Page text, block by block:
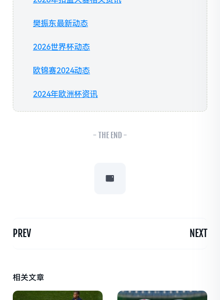
樊振东最新动态
2026世界杯动态
欧锦赛2024动态
2024年欧洲杯资讯
- THE END -
PREV NEXT
相关文章